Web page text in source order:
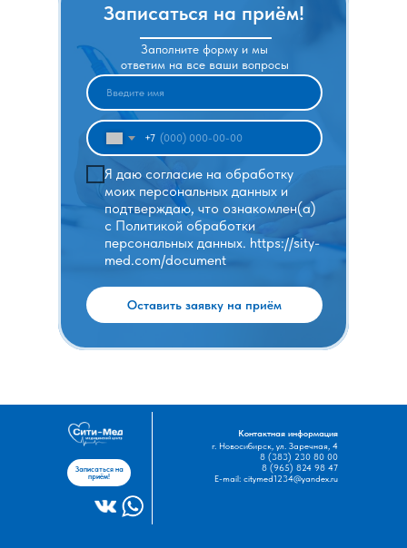
Записаться на приём!
Заполните форму и мы
ответим на все ваши вопросы
+7
Я даю согласие на обработку
моих персональных данных и
подтверждаю, что ознакомлен(а)
с Политикой обработки
персональных данных. https://sity-
med.com/document
Оставить заявку на приём
Контактная информация
г. Новосибирск, ул. Заречная, 4
8 (383) 230 80 00
8 (965) 824 98 47
E-mail: citymed1234@yandex.ru
Записаться на
приём!